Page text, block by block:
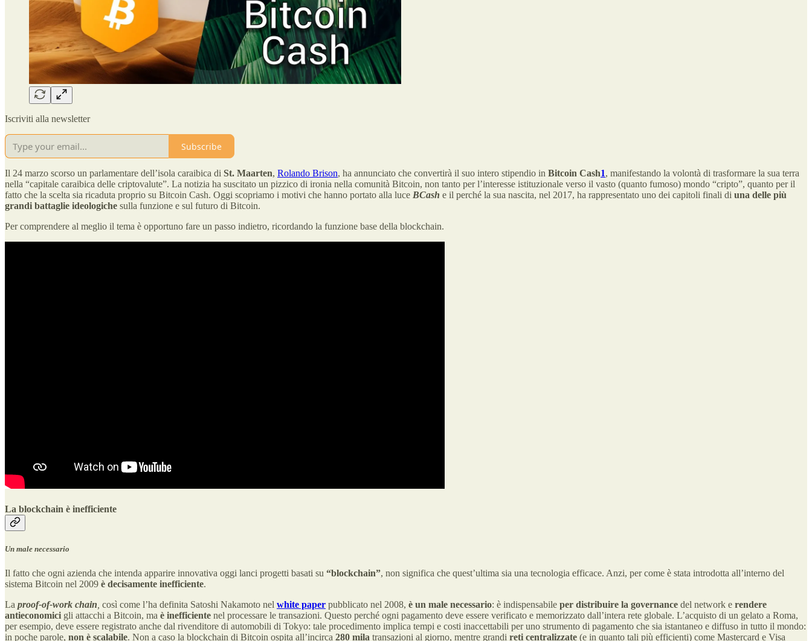
Iscriviti alla newsletter
Subscribe
Il 24 marzo scorso un parlamentare dell’isola caraibica di St. Maarten, Rolando Brison, ha annunciato che convertirà il suo intero stipendio in Bitcoin Cash1, manifestando la volontà di trasformare la sua terra
nella “capitale caraibica delle criptovalute”. La notizia ha suscitato un pizzico di ironia nella comunità Bitcoin, non tanto per l’interesse istituzionale verso il vasto (quanto fumoso) mondo “cripto”, quanto per il
fatto che la scelta sia ricaduta proprio su Bitcoin Cash. Oggi scopriamo i motivi che hanno portato alla luce BCash e il perché la sua nascita, nel 2017, ha rappresentato uno dei capitoli finali di una delle più
grandi battaglie ideologiche sulla funzione e sul futuro di Bitcoin.
Per comprendere al meglio il tema è opportuno fare un passo indietro, ricordando la funzione base della blockchain.
La blockchain è inefficiente
Un male necessario
Il fatto che ogni azienda che intenda apparire innovativa oggi lanci progetti basati su “blockchain”, non significa che quest’ultima sia una tecnologia efficace. Anzi, per come è stata introdotta all’interno del
sistema Bitcoin nel 2009 è decisamente inefficiente.
La proof-of-work chain così come l’ha definita Satoshi Nakamoto nel white paper pubblicato nel 2008, è un male necessario: è indispensabile per distribuire la governance del network e rendere
antieconomici gli attacchi a Bitcoin, ma è inefficiente nel processare le transazioni. Questo perché ogni pagamento deve essere verificato e memorizzato dall’intera rete globale. L’acquisto di un gelato a Roma,
per esempio, deve essere registrato anche dal rivenditore di automobili di Tokyo: tale procedimento implica tempi e costi inaccettabili per uno strumento di pagamento che sia istantaneo e diffuso in tutto il mondo:
in poche parole, non è scalabile. Non a caso la blockchain di Bitcoin ospita all’incirca 280 mila transazioni al giorno, mentre grandi reti centralizzate (e in quanto tali più efficienti) come Mastercard e Visa